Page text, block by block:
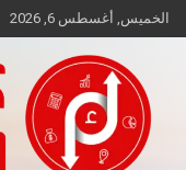
Skip
to
الخميس, أغسطس 6, 2026